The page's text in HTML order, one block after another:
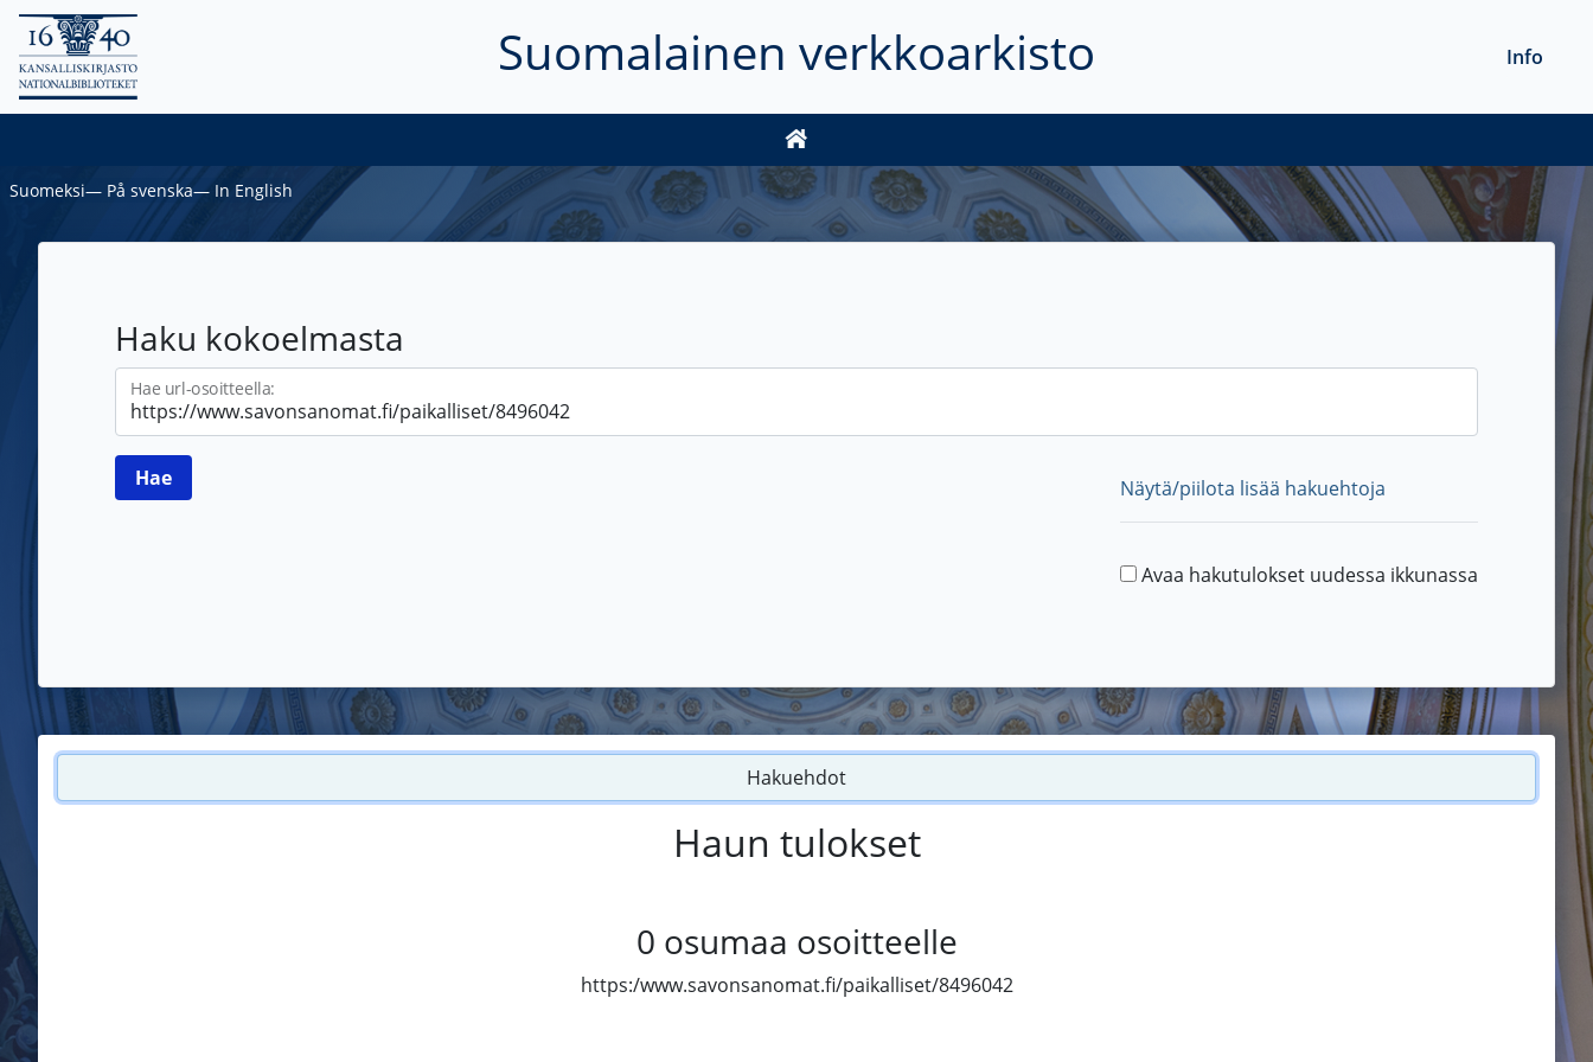
Suomalainen verkkoarkisto Info
Suomeksi― På svenska― In English
Haku kokoelmasta
Hae url-osoitteella:
Näytä/piilota lisää hakuehtoja
Avaa hakutulokset uudessa ikkunassa
Hakuehdot
Haun tulokset
0 osumaa osoitteelle
https:/www.savonsanomat.fi/paikalliset/8496042